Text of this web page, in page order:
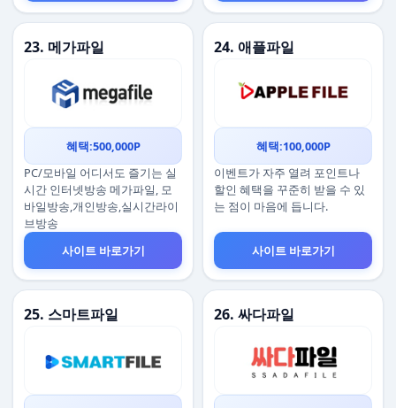
23. 메가파일
혜택:500,000P
PC/모바일 어디서도 즐기는 실
시간 인터넷방송 메가파일, 모
바일방송,개인방송,실시간라이
브방송
사이트 바로가기
24. 애플파일
혜택:100,000P
이벤트가 자주 열려 포인트나
할인 혜택을 꾸준히 받을 수 있
는 점이 마음에 듭니다.
사이트 바로가기
25. 스마트파일 26. 싸다파일